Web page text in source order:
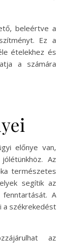
beleértve a
Ez a
ételekhez és
a számára
előnye van,
Az
természetes
segítik az
A
a székrekedést
az